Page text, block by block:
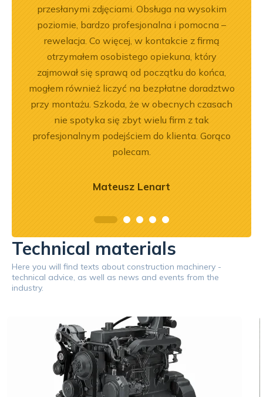
przesłanymi zdjęciami. Obsługa na wysokim
poziomie, bardzo profesjonalna i pomocna –
rewelacja. Co więcej, w kontakcie z firmą
otrzymałem osobistego opiekuna, który
zajmował się sprawą od początku do końca,
mogłem również liczyć na bezpłatne doradztwo
przy montażu. Szkoda, że w obecnych czasach
nie spotyka się zbyt wielu firm z tak
profesjonalnym podejściem do klienta. Gorąco
polecam.
Mateusz Lenart
Technical materials
Here you will find texts about construction machinery -
technical advice, as well as news and events from the
industry.